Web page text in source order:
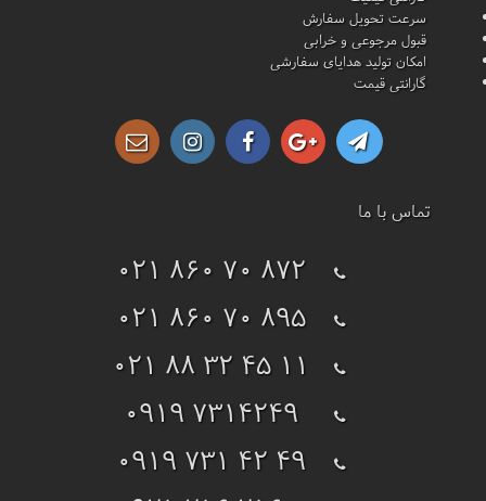
سرعت تحویل سفارش
قبول مرجوعی و خرابی
امکان تولید هدایای سفارشی
گارانتی قیمت
تماس با ما
021 860 70 872
021 860 70 895
021 88 32 45 11
0919 7314249
0919 731 42 49